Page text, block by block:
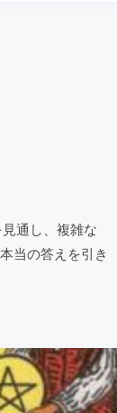
通し、複雑な
当の答えを引き